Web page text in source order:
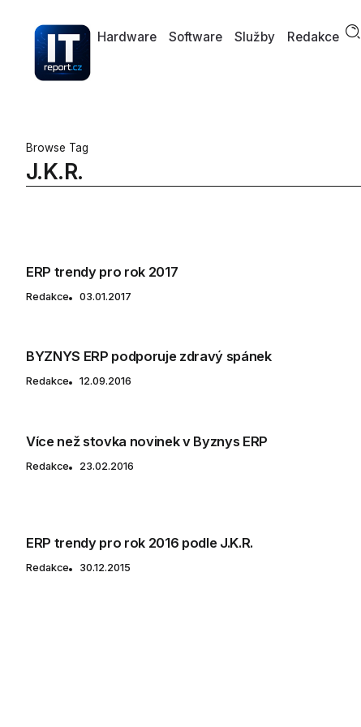
Hardware Software Služby Redakce
Browse Tag
J.K.R.
ERP trendy pro rok 2017
Redakce 03.01.2017
BYZNYS ERP podporuje zdravý spánek
Redakce 12.09.2016
Více než stovka novinek v Byznys ERP
Redakce 23.02.2016
ERP trendy pro rok 2016 podle J.K.R.
Redakce 30.12.2015